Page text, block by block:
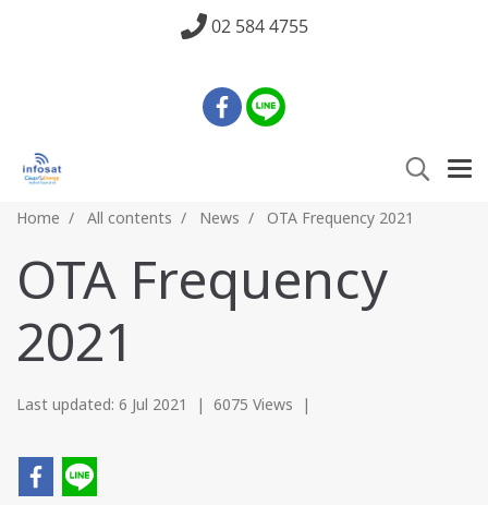
02 584 4755
Home All contents News OTA Frequency 2021
OTA Frequency
2021
Last updated: 6 Jul 2021 | 6075 Views |